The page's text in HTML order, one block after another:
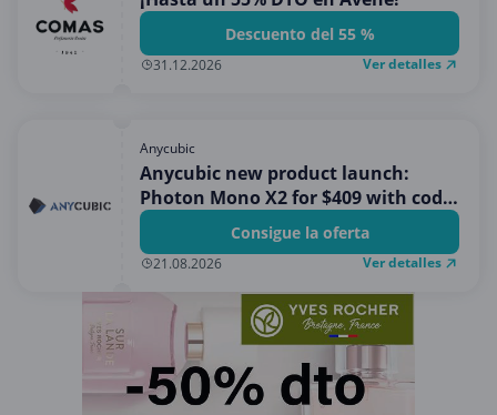
Descuento del 55 %
31.12.2026 Ver detalles
Anycubic
Anycubic new product launch:
Photon Mono X2 for $409 with code
PAYPAL
Consigue la oferta
21.08.2026 Ver detalles